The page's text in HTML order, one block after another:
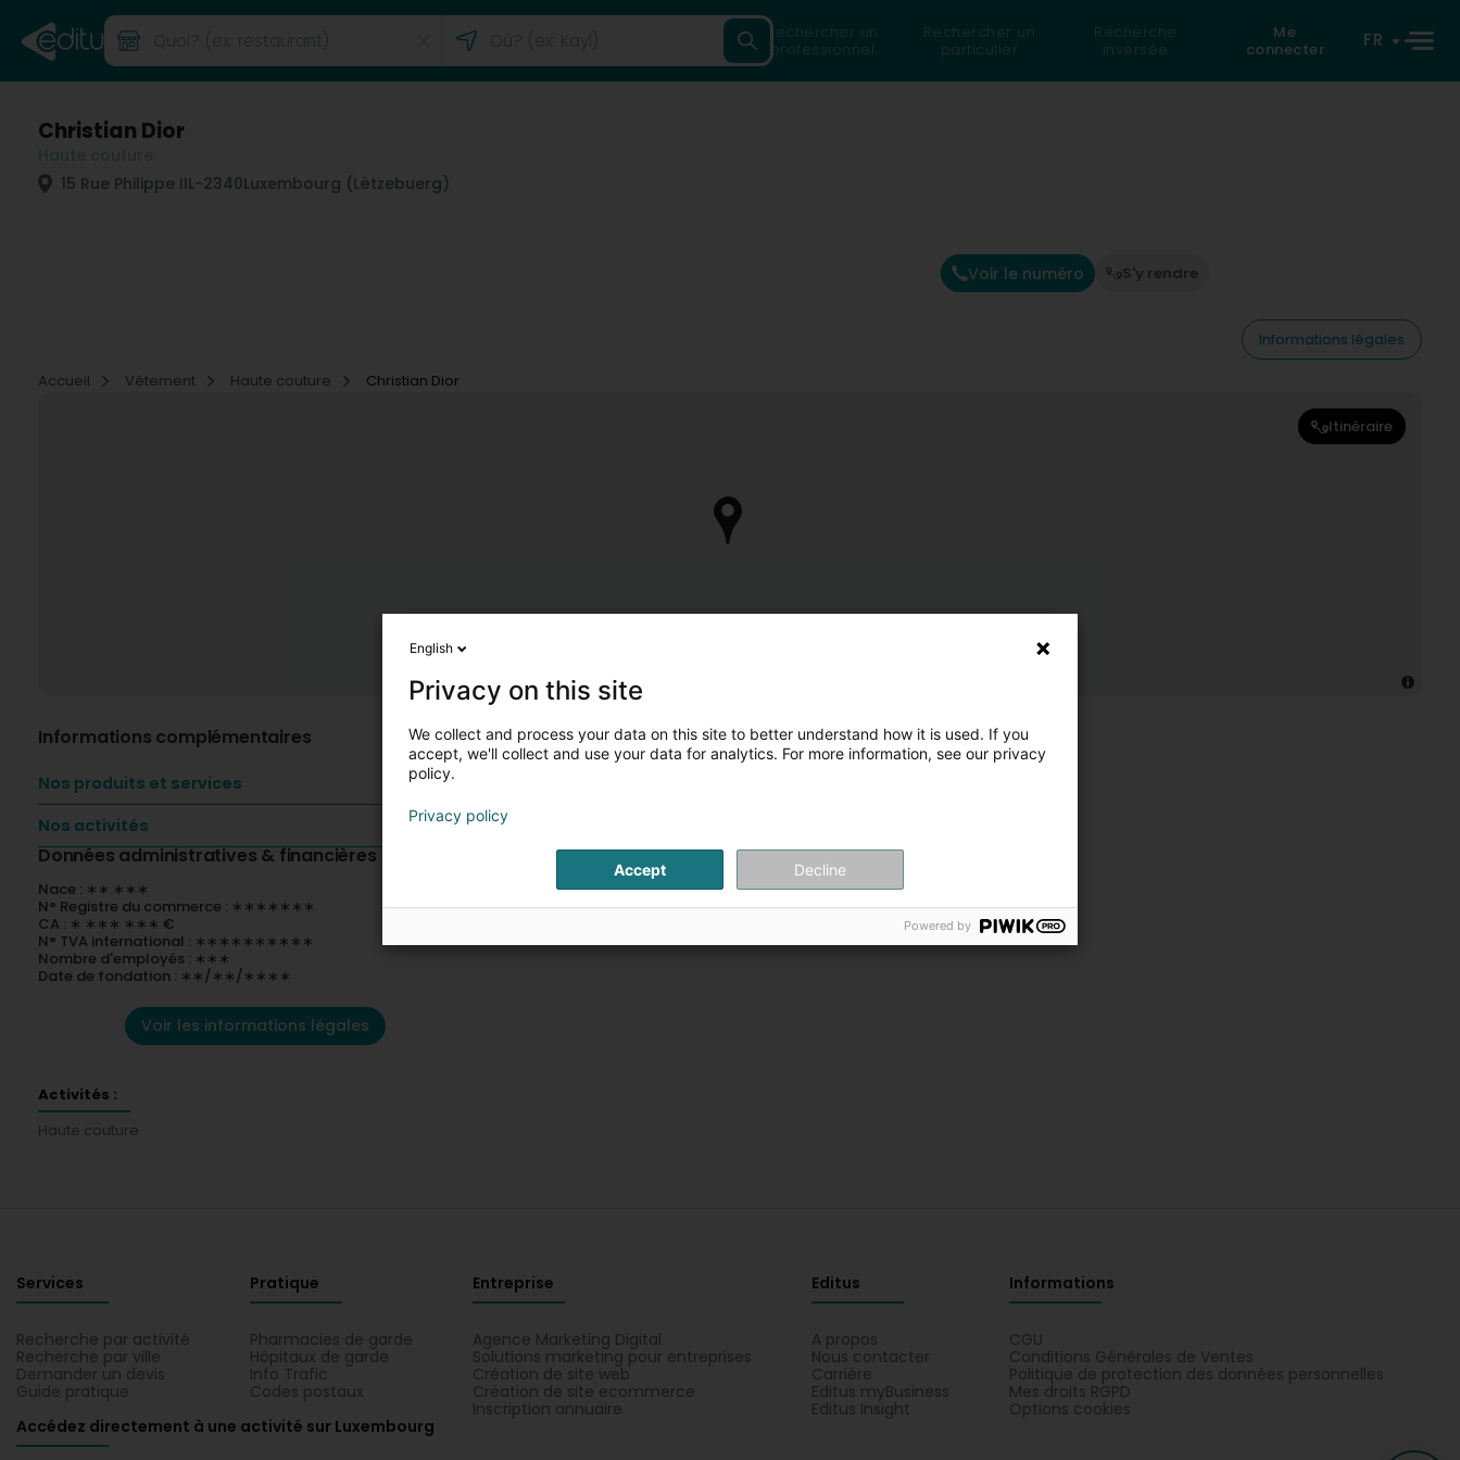
Rechercher un
professionnel
Rechercher un
particulier
Recherche
inversée
Me
connecter
FR
Christian Dior
15 Rue Philippe IIL-2340Luxembourg (Lëtzebuerg)
Voir le numéro S'y rendre
Informations légales
Accueil
Vêtement Haute couture Christian Dior
Itinéraire
Informations complémentaires
Nos produits et services
Nos activités
Données administratives & financières
Nace : ∗∗.∗∗∗
N° Registre du commerce : ∗∗∗∗∗∗∗
CA : ∗ ∗∗∗ ∗∗∗ €
N° TVA international : ∗∗∗∗∗∗∗∗∗∗
Nombre d'employés : ∗∗∗
Date de fondation : ∗∗/∗∗/∗∗∗∗
Voir les informations légales
Activités :
Haute couture
Services
Recherche par activité
Recherche par ville
Demander un devis
Guide pratique
Pratique
Pharmacies de garde
Hôpitaux de garde
Info Trafic
Codes postaux
Entreprise
Agence Marketing Digital
Solutions marketing pour entreprises
Création de site web
Création de site ecommerce
Inscription annuaire
Editus
A propos
Nous contacter
Carrière
Editus myBusiness
Editus Insight
Informations
CGU
Conditions Générales de Ventes
Politique de protection des données personnelles
Mes droits RGPD
Options cookies
Accédez directement à une activité sur Luxembourg
English
Privacy on this site
We collect and process your data on this site to better understand how it is used. If you
accept, we'll collect and use your data for analytics. For more information, see our privacy
policy.
Privacy policy
Accept Decline
Powered by